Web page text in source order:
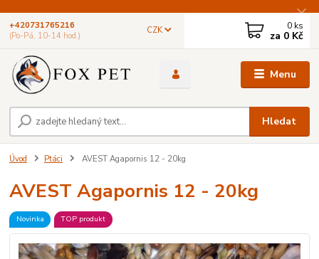
Menu
CZK
Hledat
+420731765216
(Po-Pá, 10-14 hod.)
0 ks
za 0 Kč
Úvod Ptáci AVEST Agapornis 12 - 20kg
AVEST Agapornis 12 - 20kg
Novinka TOP produkt